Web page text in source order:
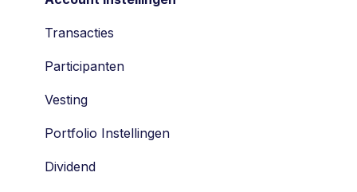
Economisch Eigendomsrechten
Participatie
SAR
Tag along
Drag along
Transacties
Participanten
Vesting
Portfolio Instellingen
Dividend